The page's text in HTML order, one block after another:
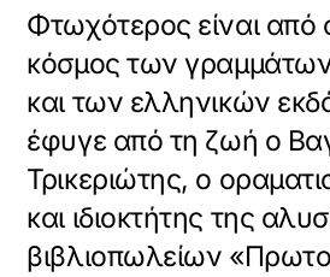
Φτωχότερος είναι από
κόσμος των
και των ελληνικών
έφυγε από τη ζωή ο
Τρικεριώτης, ο
και ιδιοκτήτης της
βιβλιοπωλείων